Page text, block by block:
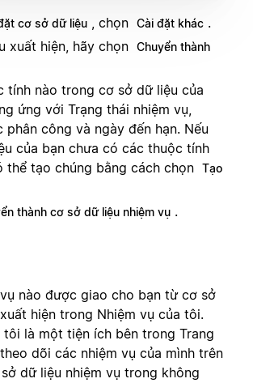
cơ sở dữ liệu , chọn Cài đặt khác .
xuất hiện, hãy chọn Chuyển thành
tính nào trong cơ sở dữ liệu của
ứng với Trạng thái nhiệm vụ,
phân công và ngày đến hạn. Nếu
của bạn chưa có các thuộc tính
thể tạo chúng bằng cách chọn Tạo
thành cơ sở dữ liệu nhiệm vụ .
nào được giao cho bạn từ cơ sở
hiện trong Nhiệm vụ của tôi.
tôi là một tiện ích bên trong Trang
dõi các nhiệm vụ của mình trên
dữ liệu nhiệm vụ trong không